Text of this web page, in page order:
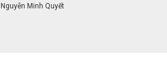
Nguyễn Minh Quyết